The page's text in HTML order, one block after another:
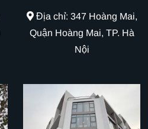
Địa chỉ: 347 Hoàng Mai,
Quận Hoàng Mai, TP. Hà
Nội